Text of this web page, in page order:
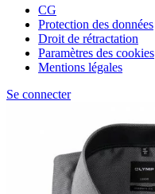
CG
Protection des données
Droit de rétractation
Paramètres des cookies
Mentions légales
Se connecter